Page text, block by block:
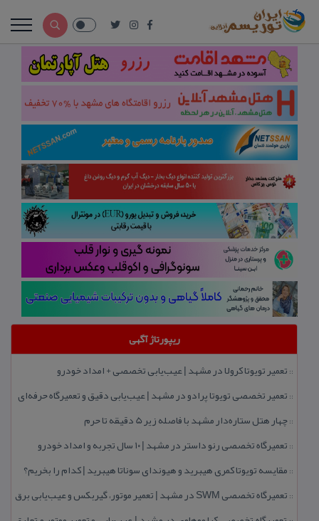
ریپورتاژ آگهی
:: تعمیر تویوتا كرولا در مشهد | عیب‌یابی تخصصی + امداد خودرو
:: تعمیر تخصصی تویوتا پرادو در مشهد | عیب‌یابی دقیق و تعمیرگاه حرفه‌ای
::چهار هتل‌ ستاره‌دار مشهد با فاصله زیر 5 دقیقه تا حرم
:: تعمیرگاه تخصصی رنو داستر در مشهد | ۱۰ سال تجربه و امداد خودرو
:: مقایسه تویوتا كمری هیبرید و هیوندای سوناتا هیبرید | كدام را بخریم؟
:: تعمیرگاه تخصصی SWM در مشهد | تعمیر موتور، گیربكس و عیب‌یابی برق